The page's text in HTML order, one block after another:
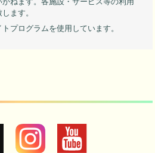
ます。
プログラムを使用しています。